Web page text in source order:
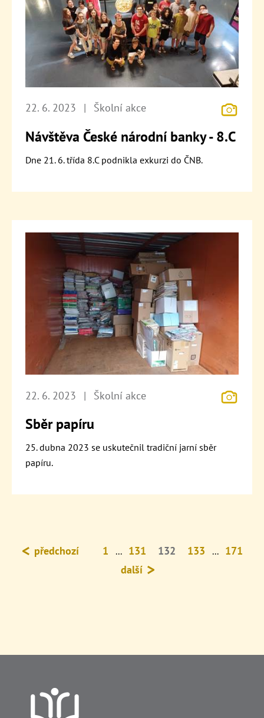
22. 6. 2023 | Školní akce
Návštěva České národní banky - 8.C
Dne 21. 6. třída 8.C podnikla exkurzi do ČNB.
22. 6. 2023 | Školní akce
Sběr papíru
25. dubna 2023 se uskutečnil tradiční jarní sběr
papíru.
předchozí 1 ... 131 132 133 ...
171
další